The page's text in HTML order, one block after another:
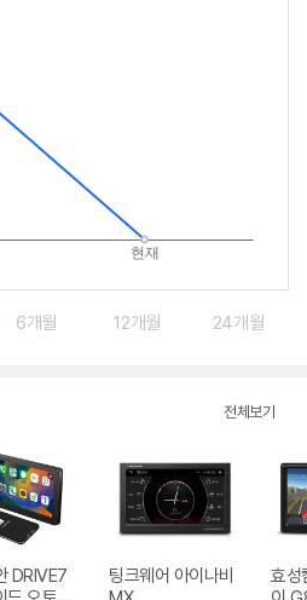
6개월 12개월 24개월
전체보기
DRIVE7
팅크웨어 아이나비
효성